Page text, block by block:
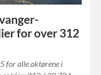
for over 312
for alle aktørene i